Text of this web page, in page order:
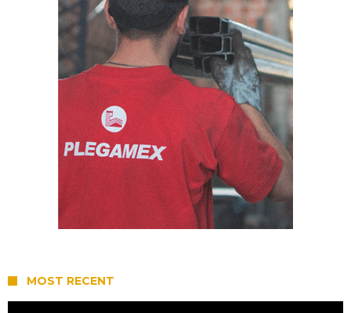
MOST RECENT